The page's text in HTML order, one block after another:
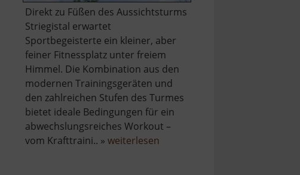
​Direkt zu Füßen des Aussichtsturms
Striegistal erwartet
Sportbegeisterte ein kleiner, aber
feiner Fitnessplatz unter freiem
Himmel. Die Kombination aus den
modernen Trainingsgeräten und
den zahlreichen Stufen des Turmes
bietet ideale Bedingungen für ein
abwechslungsreiches Workout –
vom Krafttraini.. » weiterlesenüber